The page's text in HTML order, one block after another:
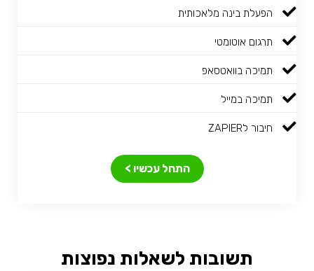
הפעלת בינה מלאכותית
תרגום אוטומטי
תמיכה בוואטסאפ
תמיכה במייל
חיבור לZAPIER
התחל עכשיו >
תשובות לשאלות נפוצות